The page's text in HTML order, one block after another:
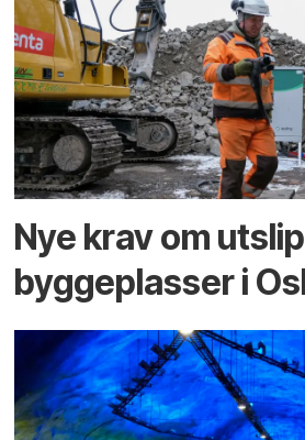
Nye krav om
byggeplasser i